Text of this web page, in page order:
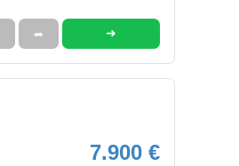
➦ ➜
7.900 €